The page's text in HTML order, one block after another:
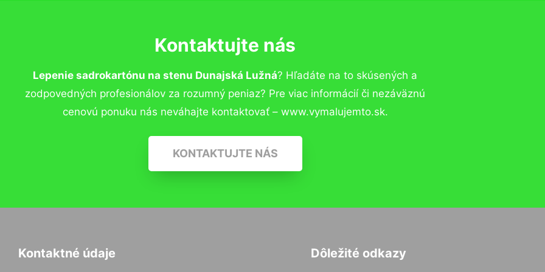
Kontaktujte nás
Lepenie sadrokartónu na stenu Dunajská Lužná? Hľadáte na to skúsených a
zodpovedných profesionálov za rozumný peniaz? Pre viac informácií či nezáväznú
cenovú ponuku nás neváhajte kontaktovať – www.vymalujemto.sk.
KONTAKTUJTE NÁS
Kontaktné údaje Dôležité odkazy